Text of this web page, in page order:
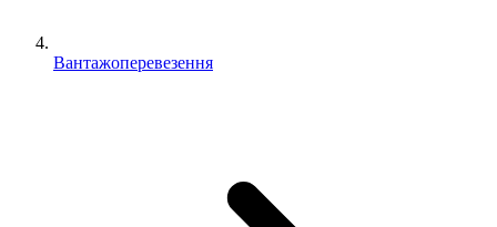
Вантажоперевезення